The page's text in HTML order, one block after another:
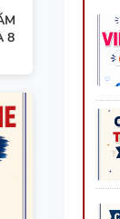
8